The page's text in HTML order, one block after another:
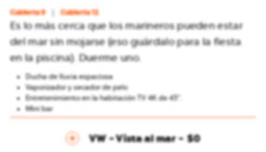
Cubierta 9 Cubierta 12
Es lo más cerca que los marineros pueden estar
del mar sin mojarse (eso guárdalo para la fiesta
en la piscina). Duerme uno.
Ducha de lluvia espaciosa
Vaporizador y secador de pelo
Entretenimiento en la habitación TV 4K de 43″.
Mini bar
VW - Vista al mar $0